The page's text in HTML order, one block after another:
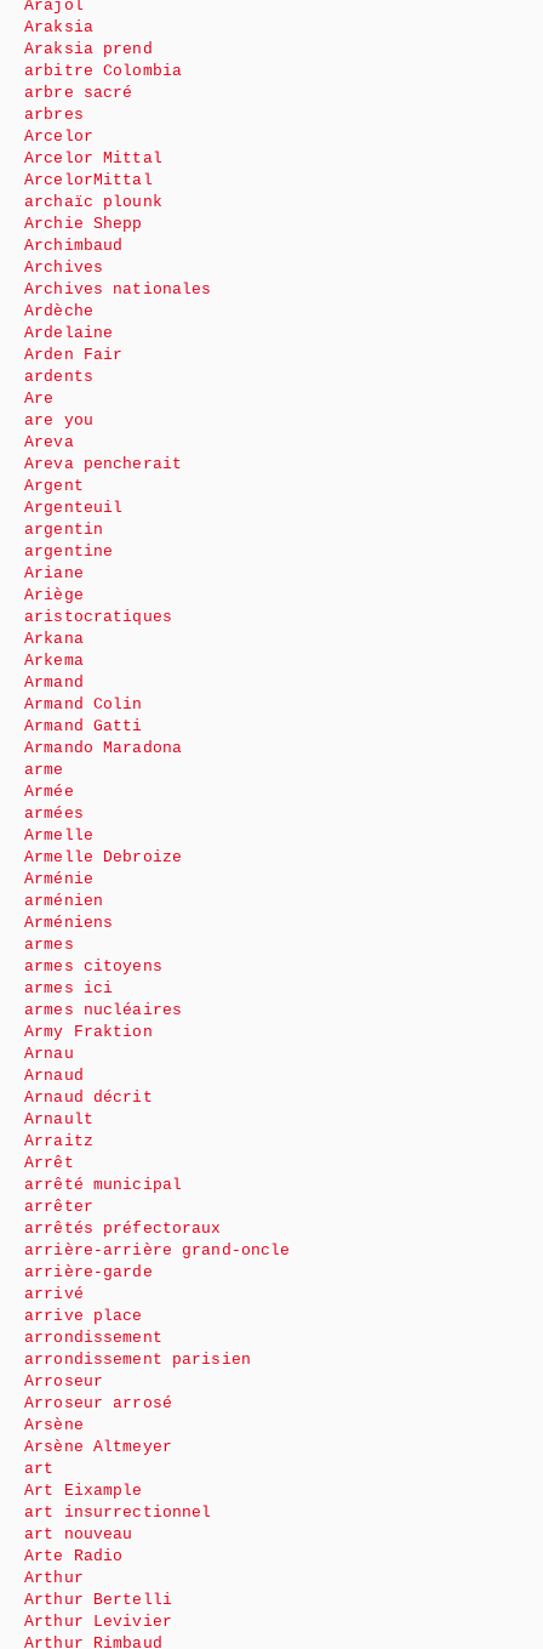
Arajol
Araksia
Araksia prend
arbitre Colombia
arbre sacré
arbres
Arcelor
Arcelor Mittal
ArcelorMittal
archaïc plounk
Archie Shepp
Archimbaud
Archives
Archives nationales
Ardèche
Ardelaine
Arden Fair
ardents
Are
are you
Areva
Areva pencherait
Argent
Argenteuil
argentin
argentine
Ariane
Ariège
aristocratiques
Arkana
Arkema
Armand
Armand Colin
Armand Gatti
Armando Maradona
arme
Armée
armées
Armelle
Armelle Debroize
Arménie
arménien
Arméniens
armes
armes citoyens
armes ici
armes nucléaires
Army Fraktion
Arnau
Arnaud
Arnaud décrit
Arnault
Arraitz
Arrêt
arrêté municipal
arrêter
arrêtés préfectoraux
arrière-arrière grand-oncle
arrière-garde
arrivé
arrive place
arrondissement
arrondissement parisien
Arroseur
Arroseur arrosé
Arsène
Arsène Altmeyer
art
Art Eixample
art insurrectionnel
art nouveau
Arte Radio
Arthur
Arthur Bertelli
Arthur Levivier
Arthur Rimbaud